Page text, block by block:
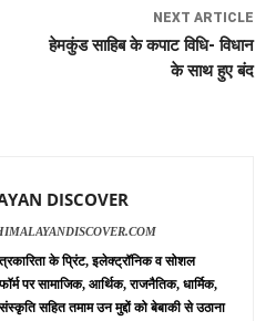
NEXT ARTICLE
हेमकुंड साहिब के कपाट विधि- विधान
के साथ हुए बंद
DISCOVER
के प्रिंट, इलेक्ट्रॉनिक व सोशल
पर सामाजिक, आर्थिक, राजनैतिक, धार्मिक,
सहित तमाम उन मुद्दों को बेबाकी से उठाना